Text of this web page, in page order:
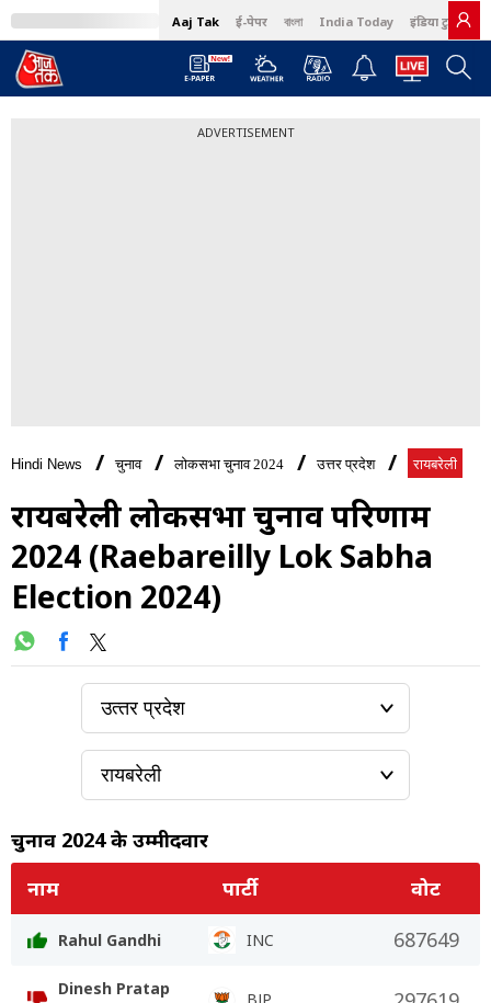
Aaj Tak ई-पेपर বাংলা India Today इंडिया टुडे हिंदी
ADVERTISEMENT
Hindi News चुनाव लोकसभा चुनाव 2024 उत्तर प्रदेश रायबरेली
रायबरेली लोकसभा चुनाव परिणाम
2024 (Raebareilly Lok Sabha
Election 2024)
चुनाव 2024 के उम्मीदवार
नाम
पार्टी वोट
Rahul Gandhi INC 687649
Dinesh Pratap